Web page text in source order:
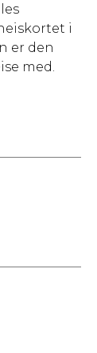
i
er den
med.